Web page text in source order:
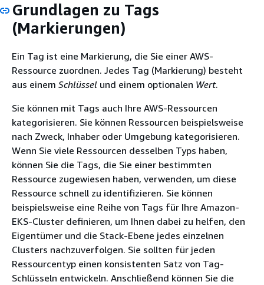
Grundlagen zu Tags
(Markierungen)
Ein Tag ist eine Markierung, die Sie einer AWS-
Ressource zuordnen. Jedes Tag (Markierung) besteht
aus einem Schlüssel und einem optionalen Wert.
Sie können mit Tags auch Ihre AWS-Ressourcen
kategorisieren. Sie können Ressourcen beispielsweise
nach Zweck, Inhaber oder Umgebung kategorisieren.
Wenn Sie viele Ressourcen desselben Typs haben,
können Sie die Tags, die Sie einer bestimmten
Ressource zugewiesen haben, verwenden, um diese
Ressource schnell zu identifizieren. Sie können
beispielsweise eine Reihe von Tags für Ihre Amazon-
EKS-Cluster definieren, um Ihnen dabei zu helfen, den
Eigentümer und die Stack-Ebene jedes einzelnen
Clusters nachzuverfolgen. Sie sollten für jeden
Ressourcentyp einen konsistenten Satz von Tag-
Schlüsseln entwickeln. Anschließend können Sie die